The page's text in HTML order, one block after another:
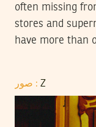
often missing
stores and
have more than
صور : Z